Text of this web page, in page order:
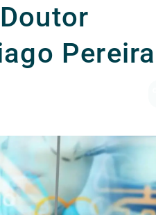
Pereira